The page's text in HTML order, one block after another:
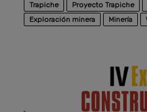
Trapiche
Proyecto Trapiche
Exploración minera
Minería